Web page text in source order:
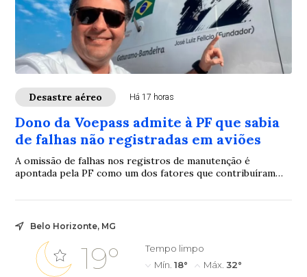
Desastre aéreo Há 17 horas
Dono da Voepass admite à PF que sabia
de falhas não registradas em aviões
A omissão de falhas nos registros de manutenção é
apontada pela PF como um dos fatores que contribuíram
Belo Horizonte, MG
19°
Tempo limpo
Mín. 18° Máx. 32°